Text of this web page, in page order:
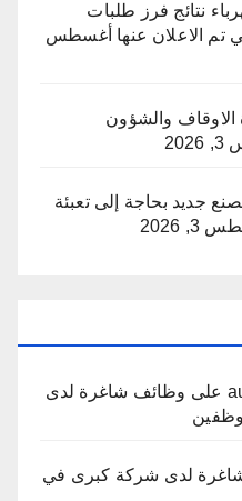
نتائج فرز طلبات
تم الاعلان عنها أغسطس
والشؤون
جديد بحاجة إلى تعبئة
3, 2026
على وظائف شاغرة لدى
لدى شركة كبرى في